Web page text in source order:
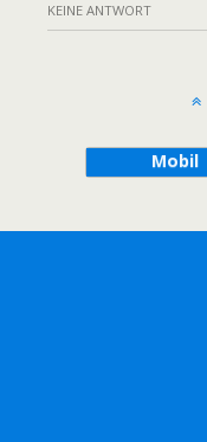
KEINE ANTWORT
Mobil